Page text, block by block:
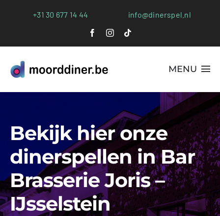
+31 30 677 14 44 info@dinerspel.nl
MENU
Plaatsen
Webshop
FAQs
Blog
Bekijk hier onze
dinerspellen in Bar
Brasserie Joris –
IJsselstein